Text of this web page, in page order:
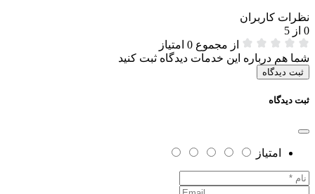
نظرات کاربران
0 از
5
از مجموع 0 امتیاز
شما هم درباره این خدمات دیدگاه ثبت کنید
ثبت دیدگاه
ثبت دیدگاه
امتیاز